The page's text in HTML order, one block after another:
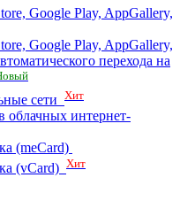
Google Play, AppGallery,
Google Play, AppGallery,
перехода на
сети Хит
интернет-
(meCard)
(vCard) Хит